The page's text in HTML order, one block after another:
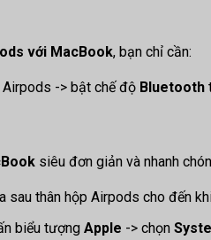
với MacBook, bạn chỉ cần:
Airpods -> bật chế độ Bluetooth
siêu đơn giản và nhanh
sau thân hộp Airpods cho đến
biểu tượng Apple -> chọn